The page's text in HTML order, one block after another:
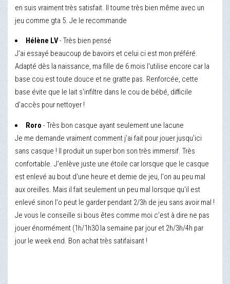
en suis vraiment très satisfait. Il tourne très bien même avec un
jeu comme gta 5. Je le recommande
Hélène LV- Très bien pensé
J'ai essayé beaucoup de bavoirs et celui ci est mon préféré.
Adapté dès la naissance, ma fille de 6 mois l'utilise encore car la
base cou est toute douce et ne gratte pas. Renforcée, cette
base évite que le lait s'infiltre dans le cou de bébé, difficile
d'accès pour nettoyer !
Roro - Très bon casque ayant seulement une lacune
Je me demande vraiment comment j'ai fait pour jouer jusqu'ici
sans casque ! Il produit un super bon son très immersif. Très
confortable. J'enlève juste une étoile car lorsque que le casque
est enlevé au bout d'une heure et demie de jeu, l'on au peu mal
aux oreilles. Mais il fait seulement un peu mal lorsque qu'il est
enlevé sinon l'o peut le garder pendant 2/3h de jeu sans avoir mal !
Je vous le conseille si bous êtes comme moi c'est à dire ne pas
jouer énormément (1h/1h30 la semaine par jour et 2h/3h/4h par
jour le week end. Bon achat très satifaisant !